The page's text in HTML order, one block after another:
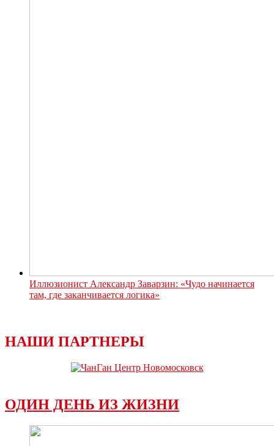
Иллюзионист Александр Заварзин: «Чудо начинается
там, где заканчивается логика»
НАШИ ПАРТНЕРЫ
ОДИН ДЕНЬ ИЗ ЖИЗНИ